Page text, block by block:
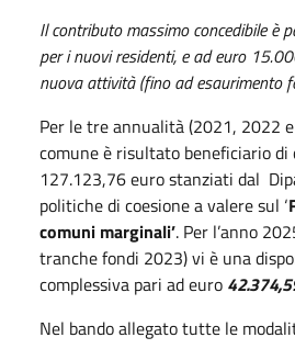
Il contributo massimo concedibile è
per i nuovi residenti, e ad euro
nuova attività (fino ad esaurimento
Per le tre annualità (2021, 2022
comune è risultato beneficiario di
127.123,76 euro stanziati dal
politiche di coesione a valere sul ‘
comuni marginali’. Per l’anno
tranche fondi 2023) vi è una
complessiva pari ad euro
Nel bando allegato tutte le